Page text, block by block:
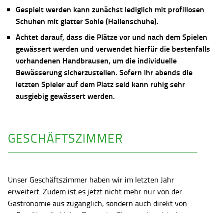
Gespielt werden kann zunächst lediglich mit profillosen
Schuhen mit glatter Sohle (Hallenschuhe).
Achtet darauf, dass die Plätze vor und nach dem Spielen
gewässert werden und verwendet hierfür die bestenfalls
vorhandenen Handbrausen, um die individuelle
Bewässerung sicherzustellen. Sofern Ihr abends die
letzten Spieler auf dem Platz seid kann ruhig sehr
ausgiebig gewässert werden.
GESCHÄFTSZIMMER
Unser Geschäftszimmer haben wir im letzten Jahr
erweitert. Zudem ist es jetzt nicht mehr nur von der
Gastronomie aus zugänglich, sondern auch direkt von